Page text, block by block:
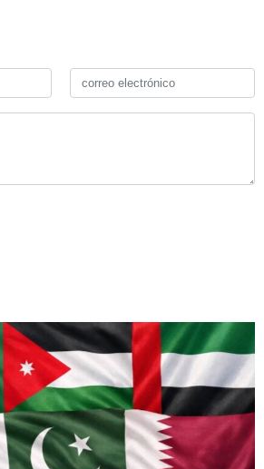
injerencia de la
administración